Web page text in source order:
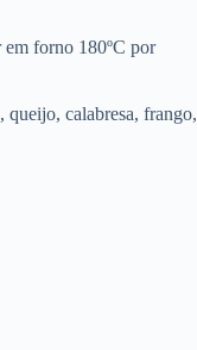
forno 180ºC por
queijo, calabresa, frango,